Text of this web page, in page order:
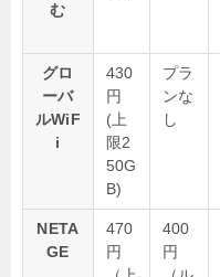
む
グロ
ーバ
ルWiF
i
430
円
(上
限2
50G
B)
プラ
ンな
し
NETA
GE
470
円
400
円